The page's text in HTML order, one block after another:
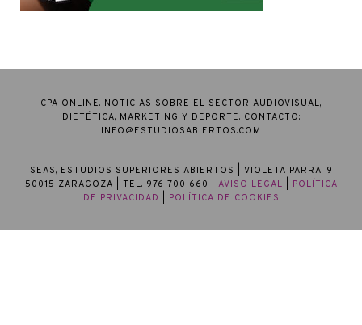
CPA ONLINE. NOTICIAS SOBRE EL SECTOR AUDIOVISUAL,
DIETÉTICA, MARKETING Y DEPORTE. CONTACTO:
INFO@ESTUDIOSABIERTOS.COM
SEAS, ESTUDIOS SUPERIORES ABIERTOS
| VIOLETA PARRA, 9
50015 ZARAGOZA | TEL. 976 700 660 | AVISO LEGAL
POLÍTICA
DE PRIVACIDAD
POLÍTICA DE COOKIES